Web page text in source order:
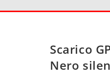
Scarico
Nero